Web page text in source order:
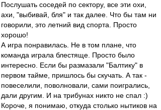
Послушать соседей по сектору, все эти охи,
ахи, "выбивай, бля" и так далее. Что бы там ни
говорили, это летний вид спорта. Просто
хорошо!
А игра понравилась. Не в том плане, что
команда играла блестяще. Просто было
интересно. Если бы размазали "Балтику" в
первом тайме, пришлось бы скучать. А так -
повеселили, поволновали, сами поигрались,
дали другим. И на трибунах никто не спал :)
Короче, я понимаю, откуда столько нытиков на